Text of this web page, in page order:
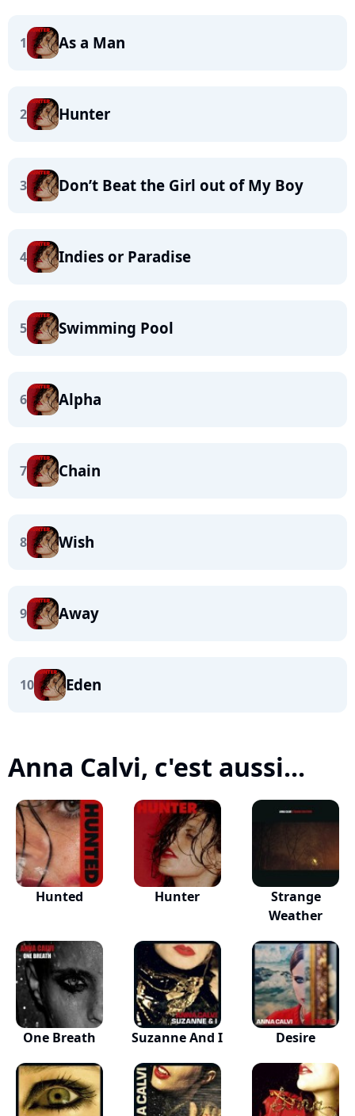
1 As a Man
2 Hunter
3 Don’t Beat the Girl out of My Boy
4 Indies or Paradise
5 Swimming Pool
6 Alpha
7 Chain
8 Wish
9 Away
10 Eden
Anna Calvi, c'est aussi...
Hunted Hunter
Strange
Weather
One Breath Suzanne And I Desire